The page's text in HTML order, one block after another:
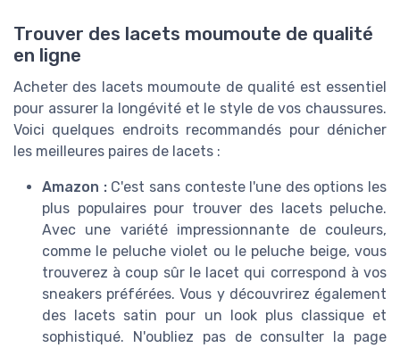
Trouver des lacets moumoute de qualité
en ligne
Acheter des lacets moumoute de qualité est essentiel
pour assurer la longévité et le style de vos chaussures.
Voici quelques endroits recommandés pour dénicher
les meilleures paires de lacets :
Amazon :C'est sans conteste l'une des options les
plus populaires pour trouver des lacets peluche.
Avec une variété impressionnante de couleurs,
comme le peluche violet ou le peluche beige, vous
trouverez à coup sûr le lacet qui correspond à vos
sneakers préférées. Vous y découvrirez également
des lacets satin pour un look plus classique et
sophistiqué. N'oubliez pas de consulter la page